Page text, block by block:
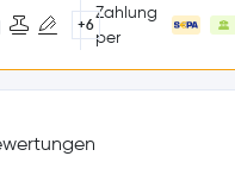
+6
Zahlung
per